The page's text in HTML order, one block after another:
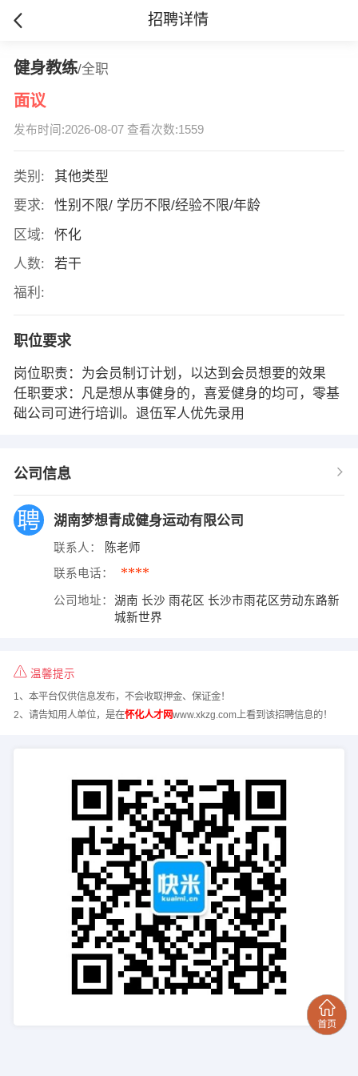
招聘详情
健身教练/全职
面议
发布时间:2026-08-07 查看次数:1559
类别:
其他类型
要求:
性别不限/ 学历不限/经验不限/年龄
区域:
怀化
人数:
若干
福利:
职位要求
岗位职责：为会员制订计划，以达到会员想要的效果
任职要求：凡是想从事健身的，喜爱健身的均可，零基
础公司可进行培训。退伍军人优先录用
公司信息
湖南梦想青成健身运动有限公司
联系人： 陈老师
联系电话： ****
公司地址：
湖南 长沙 雨花区 长沙市雨花区劳动东路新
城新世界
温馨提示
1、本平台仅供信息发布，不会收取押金、保证金！
2、请告知用人单位，是在怀化人才网www.xkzg.com上看到该招聘信息的！